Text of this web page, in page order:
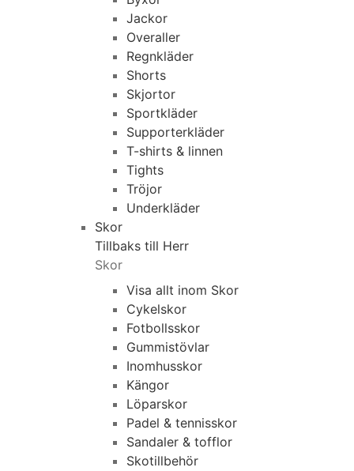
Jackor
Overaller
Regnkläder
Shorts
Skjortor
Sportkläder
Supporterkläder
T-shirts & linnen
Tights
Tröjor
Underkläder
Skor
Tillbaks till Herr
Skor
Visa allt inom Skor
Cykelskor
Fotbollsskor
Gummistövlar
Inomhusskor
Kängor
Löparskor
Padel & tennisskor
Sandaler & tofflor
Skotillbehör